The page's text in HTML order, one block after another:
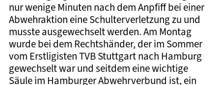
nur wenige Minuten nach dem Anpfiff bei einer
Abwehraktion eine Schulterverletzung zu und
musste ausgewechselt werden. Am Montag
wurde bei dem Rechtshänder, der im Sommer
vom Erstligisten TVB Stuttgart nach Hamburg
gewechselt war und seitdem eine wichtige
Säule im Hamburger Abwehrverbund ist, ein